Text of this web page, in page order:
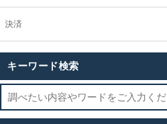
決済
キーワード検索